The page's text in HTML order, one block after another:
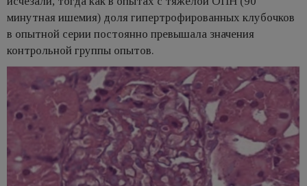
минутная ишемия) доля гипертрофированных клубочков
в опытной серии постоянно превышала значения
контрольной группы опытов.